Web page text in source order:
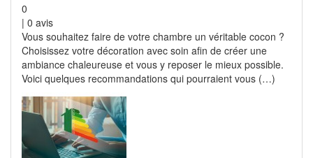
0
| 0 avis
Vous souhaitez faire de votre chambre un véritable cocon ?
Choisissez votre décoration avec soin afin de créer une
ambiance chaleureuse et vous y reposer le mieux possible.
Voici quelques recommandations qui pourraient vous (…)